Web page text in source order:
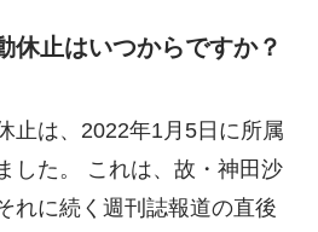
休止はいつからですか？
止は、2022年1月5日に所属
した。 これは、故・神田沙
れに続く週刊誌報道の直後